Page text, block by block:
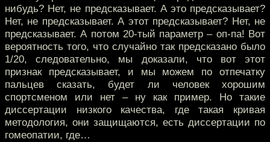
нибудь? Нет, не предсказывает. А это предсказывает?
Нет, не предсказывает. А этот предсказывает? Нет, не
предсказывает. А потом 20-тый параметр – оп-па! Вот
вероятность того, что случайно так предсказано было
1/20, следовательно, мы доказали, что вот этот
признак предсказывает, и мы можем по отпечатку
пальцев сказать, будет ли человек хорошим
спортсменом или нет – ну как пример. Но такие
диссертации низкого качества, где такая кривая
методология, они защищаются, есть диссертации по
гомеопатии, где…